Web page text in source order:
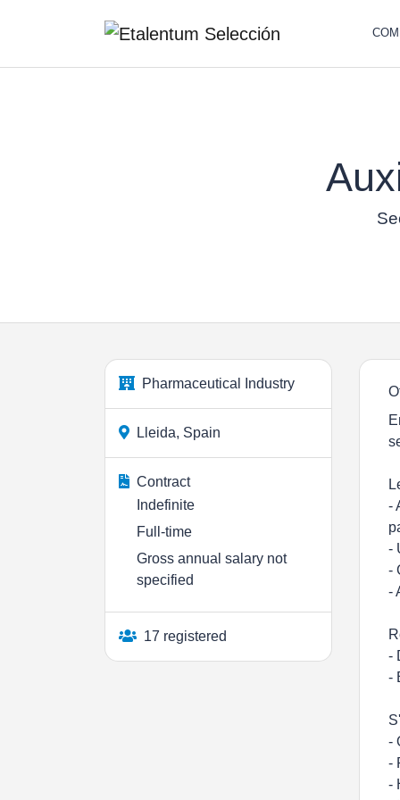
Pharmaceutical Industry
Lleida, Spain
Contract
Indefinite
Full-time
Gross annual salary not
specified
17 registered
-
-
-
-
-
-
-
-
-